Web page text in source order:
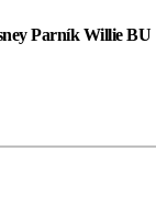
Parník Willie BU